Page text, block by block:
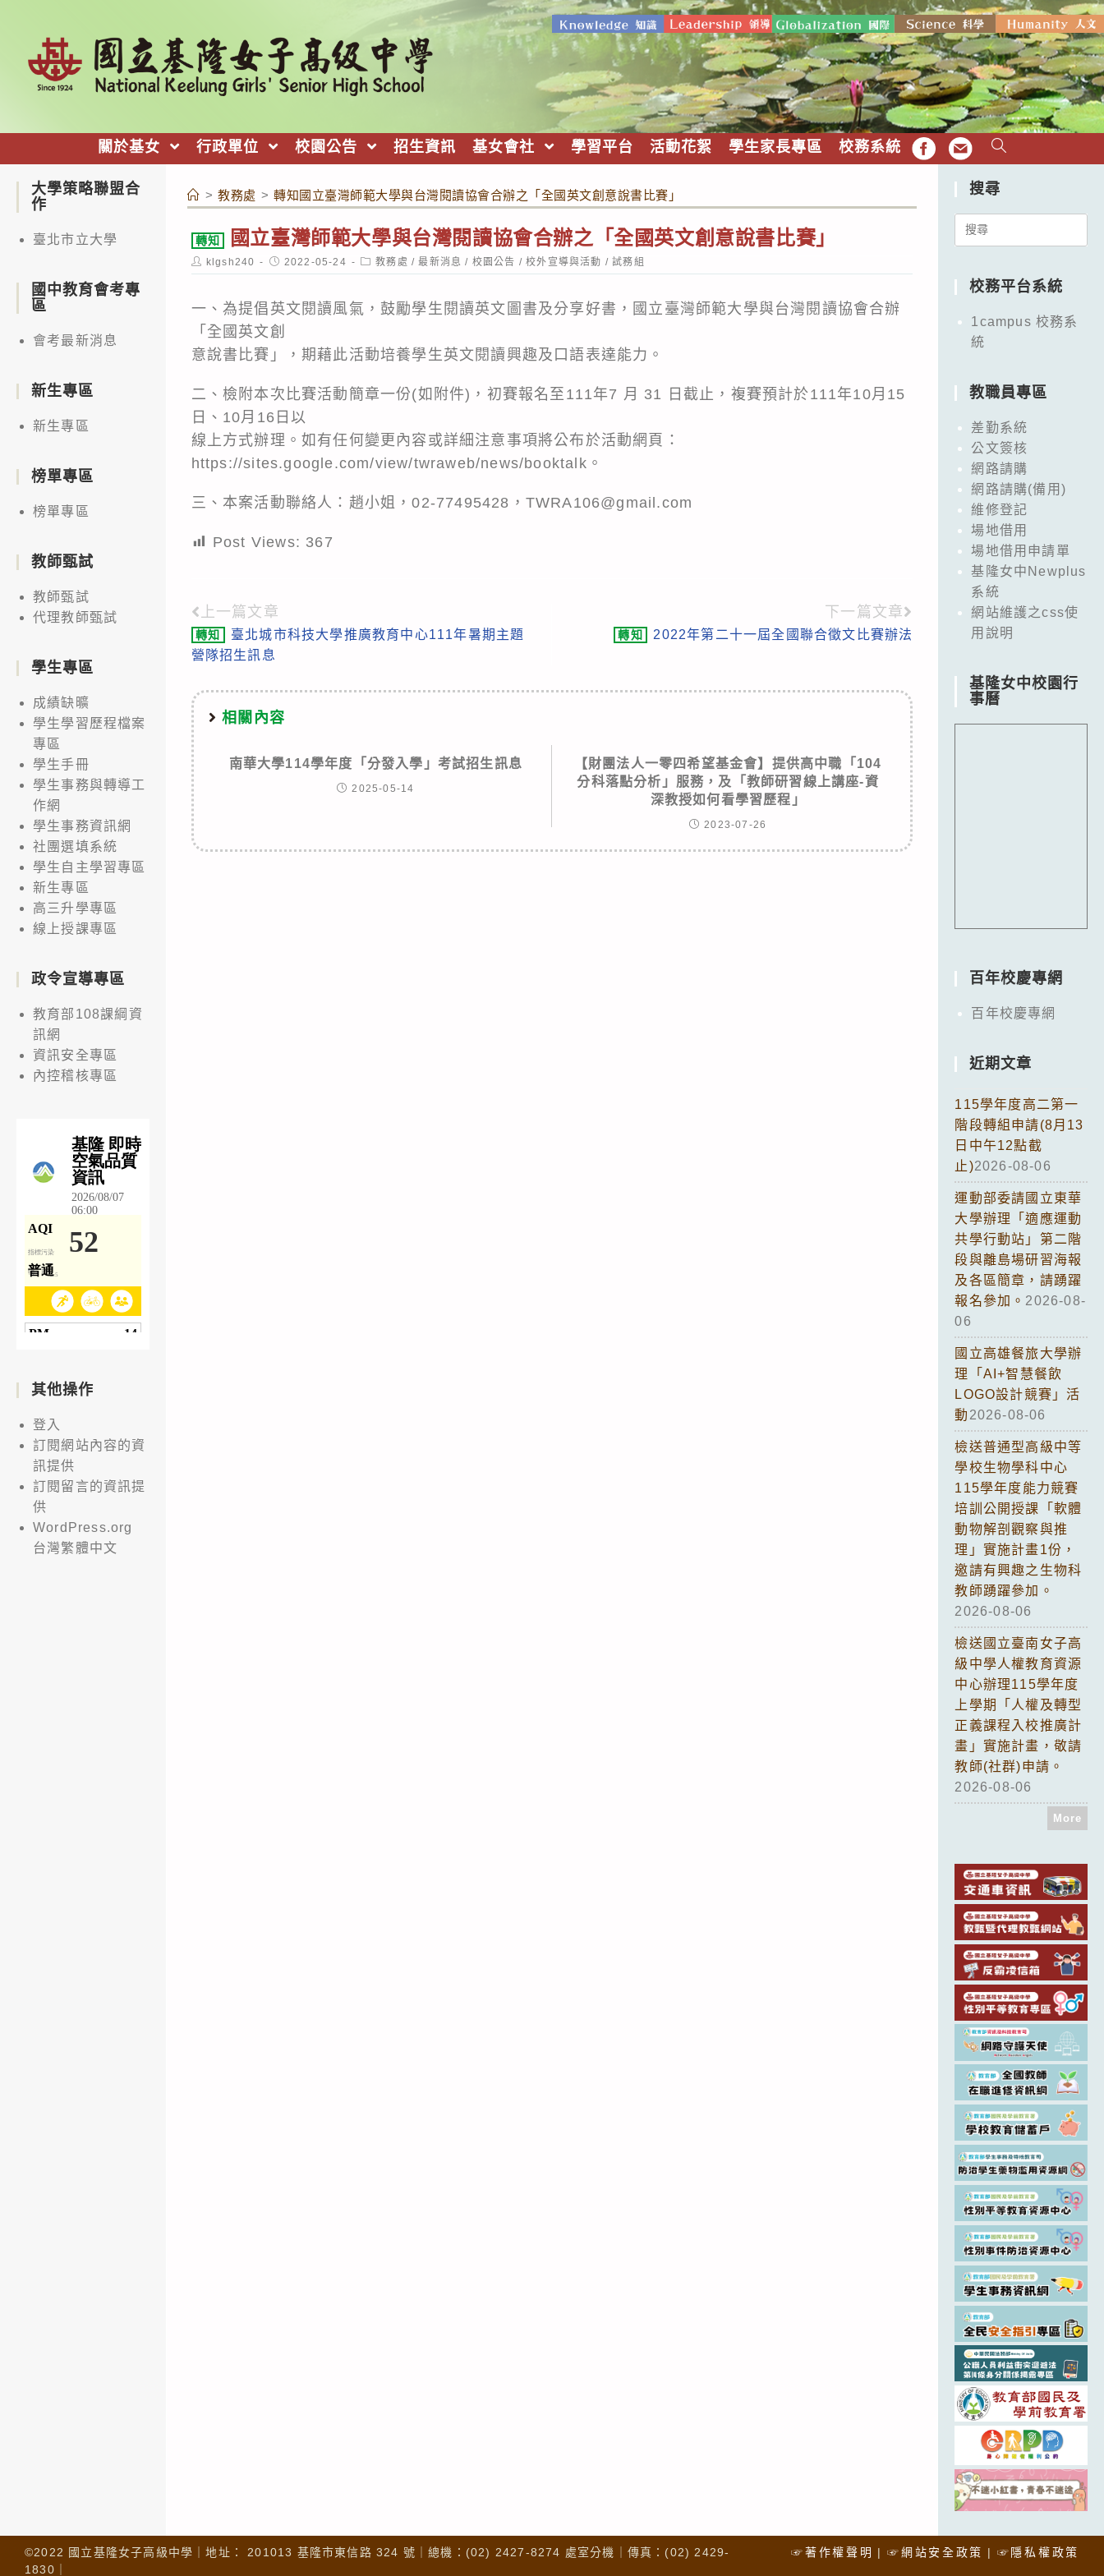
關於基女 行政單位 校園公告 招生資訊 基女會社 學習平台 活動花絮 學生家長專區 校務系統 FB EMAIL
> 教務處 > 轉知國立臺灣師範大學與台灣閱讀協會合辦之「全國英文創意說書比賽」
轉知 國立臺灣師範大學與台灣閱讀協會合辦之「全國英文創意說書比賽」
Post
author:
klgsh240
Post
published:
2022-05-24
Post
category:
教務處 / 最新消息 / 校園公告 / 校外宣導與活動 / 試務組
一、為提倡英文閱讀風氣，鼓勵學生閱讀英文圖書及分享好書，國立臺灣師範大學與台灣閱讀協會合辦
「全國英文創
意說書比賽」，期藉此活動培養學生英文閱讀興趣及口語表達能力。
二、檢附本次比賽活動簡章一份(如附件)，初賽報名至111年7 月 31 日截止，複賽預計於111年10月15
日、10月16日以
線上方式辦理。如有任何變更內容或詳細注意事項將公布於活動網頁：
https://sites.google.com/view/twraweb/news/booktalk。
三、本案活動聯絡人：趙小姐，02-77495428，TWRA106@gmail.com
Post Views: 367
Read
more
上一篇文章
轉知
臺北城市科技大學推廣教育中心111年暑期主題
營隊招生訊息
下一篇文章
轉知 2022年第二十一屆全國聯合徵文比賽辦法
相關內容
南華大學114學年度「分發入學」考試招生訊息
2025-05-14
【財團法人一零四希望基金會】提供高中職「104
分科落點分析」服務，及「教師研習線上講座-資
深教授如何看學習歷程」
2023-07-26
大學策略聯盟合
作
臺北市立大學
國中教育會考專
區
會考最新消息
新生專區
新生專區
榜單專區
榜單專區
教師甄試
教師甄試
代理教師甄試
學生專區
成績缺曠
學生學習歷程檔案
專區
學生手冊
學生事務與轉導工
作網
學生事務資訊網
社團選填系統
學生自主學習專區
新生專區
高三升學專區
線上授課專區
政令宣導專區
教育部108課綱資
訊網
資訊安全專區
內控稽核專區
其他操作
登入
訂閱網站內容的資
訊提供
訂閱留言的資訊提
供
WordPress.org
台灣繁體中文
搜尋
Search
校務平台系統
1campus 校務系
統
教職員專區
差勤系統
公文簽核
網路請購
網路請購(備用)
維修登記
場地借用
場地借用申請單
基隆女中Newplus
系統
網站維護之css使
用說明
基隆女中校園行
事曆
百年校慶專網
百年校慶專網
近期文章
115學年度高二第一
階段轉組申請(8月13
日中午12點截
止)2026-08-06
運動部委請國立東華
大學辦理「適應運動
共學行動站」第二階
段與離島場研習海報
及各區簡章，請踴躍
報名參加。 2026-08-
06
國立高雄餐旅大學辦
理「AI+智慧餐飲
LOGO設計競賽」活
動 2026-08-06
檢送普通型高級中等
學校生物學科中心
115學年度能力競賽
培訓公開授課「軟體
動物解剖觀察與推
理」實施計畫1份，
邀請有興趣之生物科
教師踴躍參加。
2026-08-06
檢送國立臺南女子高
級中學人權教育資源
中心辦理115學年度
上學期「人權及轉型
正義課程入校推廣計
畫」實施計畫，敬請
教師(社群)申請。
2026-08-06
More
☞著作權聲明 ☞網站安全政策 ☞隱私權政策
©2022 國立基隆女子高級中學｜地址： 201013 基隆市東信路 324 號｜總機：(02) 2427-8274 處室分機｜傳真：(02) 2429-
1830｜